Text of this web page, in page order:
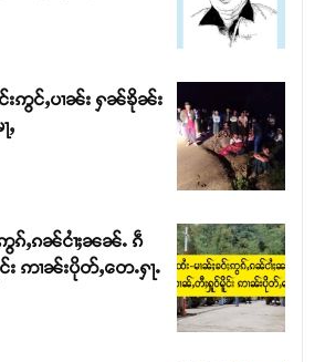
ၸႂ်ၵူၼ်းမိူင်း ၵူႈတီႈၵူႈလႅၼ်ပေႃးတေၸွ
ႃႉၼၼ်ႉ ၶဝ်ႈႁူမ်ႈၵမ်ႉထႅမ် ၸုမ်းၶၢ
ႈတွႆႇႁွၵ်ႈ လႆႈယူႇၶႃႈဢေႃႈ။
းဢွင်ႇပၢၼ်း ႁၼ်ၶိုၼ်း
ႇ
ဢွၵ်ႇၵၼ်ငၢႆႈၼၼ်ႉ ၵဵ
ဢၢၼ်းပိုတ်ႇတေႉႁႃႉ